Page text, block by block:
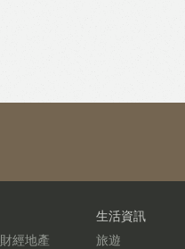
財經地產
生活資訊
旅遊